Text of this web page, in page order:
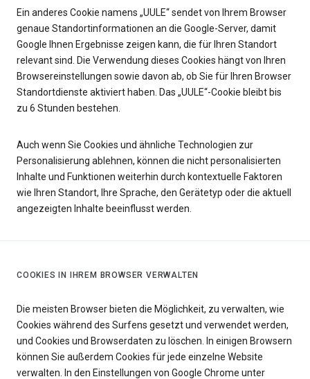
Ein anderes Cookie namens „UULE“ sendet von Ihrem Browser
genaue Standortinformationen an die Google-Server, damit
Google Ihnen Ergebnisse zeigen kann, die für Ihren Standort
relevant sind. Die Verwendung dieses Cookies hängt von Ihren
Browsereinstellungen sowie davon ab, ob Sie für Ihren Browser
Standortdienste aktiviert haben. Das „UULE“-Cookie bleibt bis
zu 6 Stunden bestehen.
Auch wenn Sie Cookies und ähnliche Technologien zur
Personalisierung ablehnen, können die nicht personalisierten
Inhalte und Funktionen weiterhin durch kontextuelle Faktoren
wie Ihren Standort, Ihre Sprache, den Gerätetyp oder die aktuell
angezeigten Inhalte beeinflusst werden.
COOKIES IN IHREM BROWSER VERWALTEN
Die meisten Browser bieten die Möglichkeit, zu verwalten, wie
Cookies während des Surfens gesetzt und verwendet werden,
und Cookies und Browserdaten zu löschen. In einigen Browsern
können Sie außerdem Cookies für jede einzelne Website
verwalten. In den Einstellungen von Google Chrome unter